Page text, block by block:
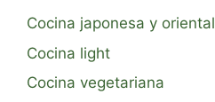
Cocina japonesa y oriental
Cocina light
Cocina vegetariana